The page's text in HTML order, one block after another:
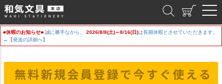
■休暇のお知らせ■ 誠に勝手ながら、 2026/8/8(土)～8/16(日)は長期休暇とさせていただきます。
→【発送の詳細へ】